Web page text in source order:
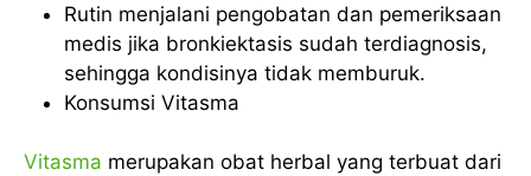
Rutin menjalani pengobatan dan pemeriksaan
medis jika bronkiektasis sudah terdiagnosis,
sehingga kondisinya tidak memburuk.
Konsumsi Vitasma
Vitasma merupakan obat herbal yang terbuat dari